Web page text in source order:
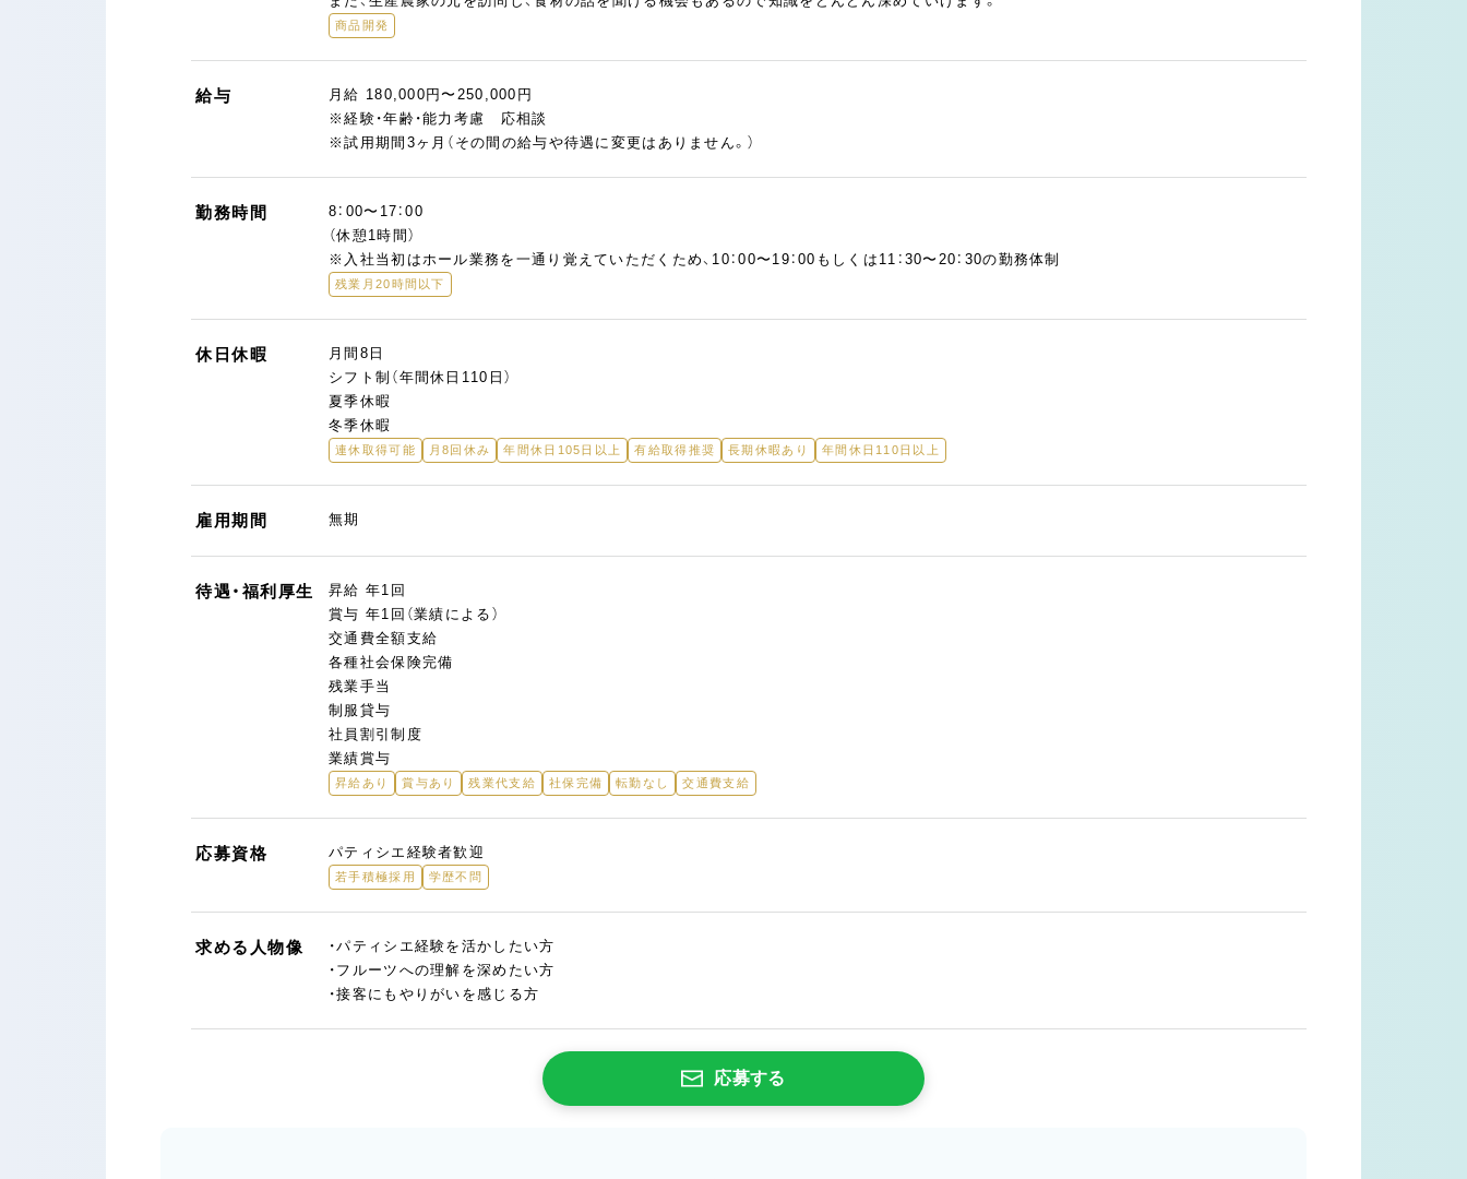
商品開発
給与
月給 180,000円〜250,000円
※経験・年齢・能力考慮 応相談
※試用期間3ヶ月（その間の給与や待遇に変更はありません。）
勤務時間
8：00〜17：00
（休憩1時間）
※入社当初はホール業務を一通り覚えていただくため、10：00〜19：00もしくは11：30〜20：30の勤務体制
残業月20時間以下
休日休暇
月間8日
シフト制（年間休日110日）
夏季休暇
冬季休暇
連休取得可能 月8回休み 年間休日105日以上 有給取得推奨 長期休暇あり 年間休日110日以上
雇用期間 無期
待遇・福利厚生
昇給 年1回
賞与 年1回（業績による）
交通費全額支給
各種社会保険完備
残業手当
制服貸与
社員割引制度
業績賞与
昇給あり 賞与あり 残業代支給 社保完備 転勤なし 交通費支給
応募資格 パティシエ経験者歓迎
若手積極採用 学歴不問
求める人物像
・パティシエ経験を活かしたい方
・フルーツへの理解を深めたい方
・接客にもやりがいを感じる方
応募する